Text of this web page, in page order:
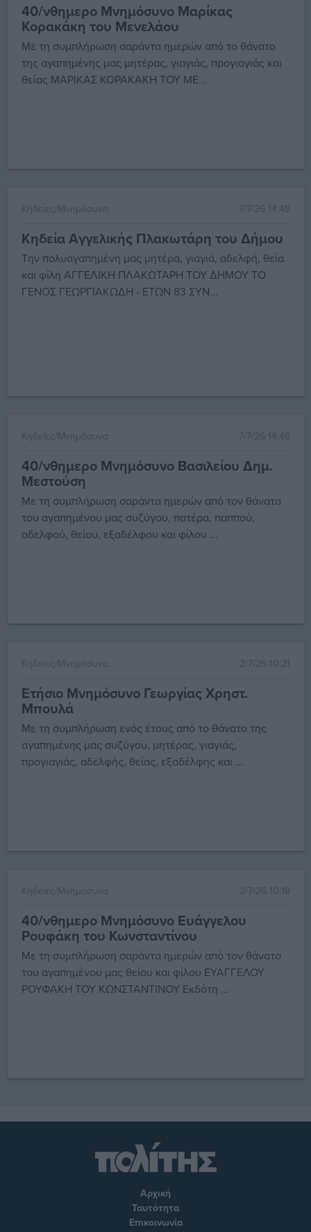
40/νθημερο Μνημόσυνο Μαρίκας
Κορακάκη του Μενελάου
Με τη συμπλήρωση σαράντα ημερών από το θάνατο
της αγαπημένης μας μητέρας, γιαγιάς, προγιαγιάς και
θείας ΜΑΡΙΚΑΣ ΚΟΡΑΚΑΚΗ ΤΟΥ ΜΕ...
Κηδείες/Μνημόσυνα 7/7/26 14:48
Κηδεία Αγγελικής Πλακωτάρη του Δήμου
Την πολυαγαπημένη μας μητέρα, γιαγιά, αδελφή, θεία
και φίλη ΑΓΓΕΛΙΚΗ ΠΛΑΚΩΤΑΡΗ ΤΟΥ ΔΗΜΟΥ ΤΟ
ΓΕΝΟΣ ΓΕΩΡΓΙΑΚΩΔΗ - ΕΤΩΝ 83 ΣΥΝ...
Κηδείες/Μνημόσυνα 7/7/26 14:46
40/νθημερο Μνημόσυνο Βασιλείου Δημ.
Μεστούση
Με τη συμπλήρωση σαράντα ημερών από τον θάνατο
του αγαπημένου μας συζύγου, πατέρα, παππού,
αδελφού, θείου, εξαδέλφου και φίλου ...
Κηδείες/Μνημόσυνα 2/7/26 10:21
Ετήσιο Μνημόσυνο Γεωργίας Χρηστ.
Μπουλά
Με τη συμπλήρωση ενός έτους από το θάνατο της
αγαπημένης μας συζύγου, μητέρας, γιαγιάς,
προγιαγιάς, αδελφής, θείας, εξαδέλφης και ...
Κηδείες/Μνημόσυνα 2/7/26 10:18
40/νθημερο Μνημόσυνο Ευάγγελου
Ρουφάκη του Κωνσταντίνου
Με τη συμπλήρωση σαράντα ημερών από τον θάνατο
του αγαπημένου μας θείου και φίλου ΕΥΑΓΓΕΛΟΥ
ΡΟΥΦΑΚΗ ΤΟΥ ΚΩΝΣΤΑΝΤΙΝΟΥ Εκδότη ...
Αρχική
Ταυτότητα
Επικοινωνία